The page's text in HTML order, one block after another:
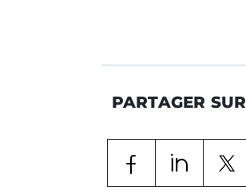
PARTAGER SUR